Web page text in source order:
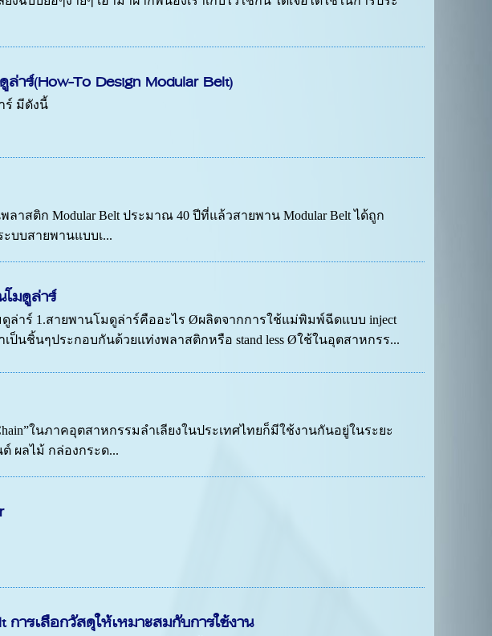
าร์(How-To Design Modular Belt)
ร์ มีดังนี้
าสติก Modular Belt ประมาณ 40 ปีที่แล้วสายพาน Modular Belt ได้ถูก
บบสายพานแบบเ...
มดูล่าร์
ล่าร์ 1.สายพานโมดูล่าร์คืออะไร Øผลิตจากการใช้แม่พิมพ์ฉีดแบบ inject
ป็นชิ้นๆประกอบกันด้วยแท่งพลาสติกหรือ stand less Øใช้ในอุตสาหกรร...
ในภาคอุตสาหกรรมลำเลียงในประเทศไทยก็มีใช้งานกันอยู่ในระยะ
ผลไม้ กล่องกระด...
การเลือกวัสดุให้เหมาะสมกับการใช้งาน